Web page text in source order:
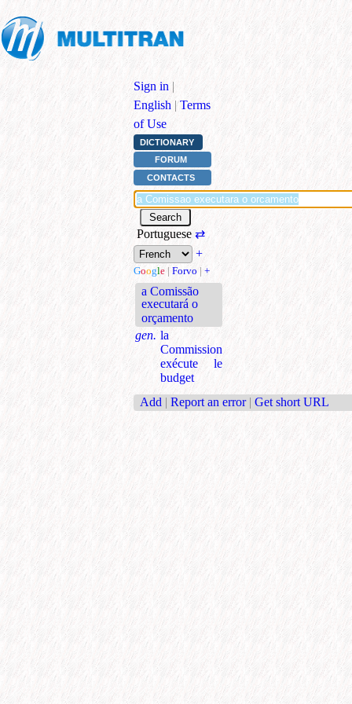
Sign in |
English | Terms
of Use
DICTIONARY
FORUM
CONTACTS
Portuguese ⇄
+
Google | Forvo | +
a Comissão
executará o
orçamento
gen. la
Commission
exécute le
budget
Add | Report an error | Get short URL